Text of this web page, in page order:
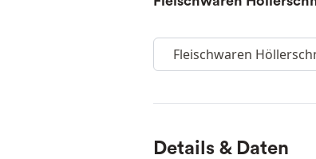
Fleischwaren
Details & Daten